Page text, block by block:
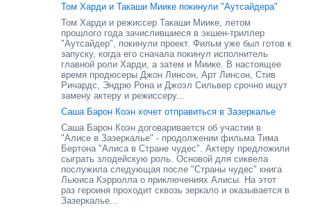
Том Харди и Такаши Миике покинули "Аутсайдера"
Том Харди и режиссер Такаши Миике, летом
прошлого года зачислившиеся в экшен-триллер
"Аутсайдер", покинули проект. Фильм уже был готов к
запуску, когда его сначала покинул исполнитель
главной роли Харди, а затем и Миике. В настоящее
время продюсеры Джон Линсон, Арт Линсон, Стив
Ричардс, Эндрю Рона и Джоэл Сильвер срочно ищут
замену актеру и режиссеру...
Саша Барон Коэн хочет отправиться в Зазеркалье
Саша Барон Коэн договаривается об участии в
"Алисе в Зазеркалье" - продолжении фильма Тима
Бертона "Алиса в Стране чудес". Актеру предложили
сыграть злодейскую роль. Основой для сиквела
послужила следующая после "Страны чудес" книга
Льюиса Кэрролла о приключениях Алисы. На этот
раз героиня проходит сквозь зеркало и оказывается в
Зазеркалье...